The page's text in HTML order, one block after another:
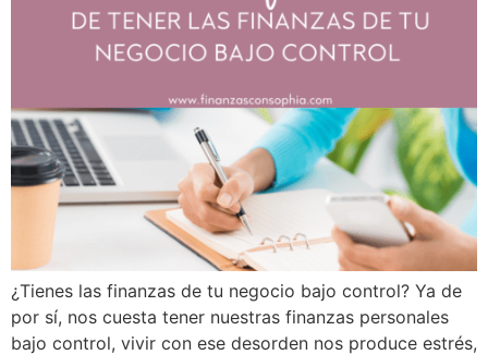
¿Tienes las finanzas de tu negocio bajo control? Ya de
por sí, nos cuesta tener nuestras finanzas personales
bajo control, vivir con ese desorden nos produce estrés,